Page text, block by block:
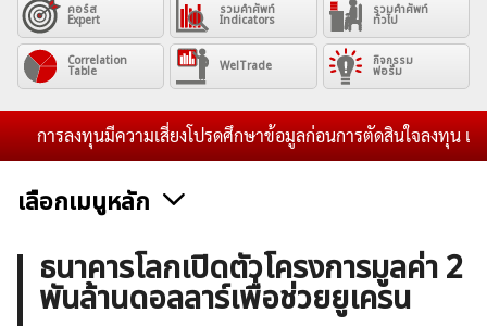
Articles
VPS Register
ค้นหา
สำหรับ:
คอร์ส
Expert
รวมคำศัพท์
Indicators
รวมคำศัพท์
ทั่วไป
Correlation
Table WelTrade กิจกรรม
ฟอรั่ม
การลงทุนมีความเสี่ยงโปรดศึกษาข้อมูลก่อนการตัดสินใจลงทุน และไ
เลือกเมนูหลัก
ข่าวฟอเร็กซ์และสกุลเงิน คริปโตเคอร์เรนซี
ฟรีซิกแนล รายวัน
บทวิเคราะห์
เศรษฐกิจทั่วไป ดัชนี-หุ้น
พันธบัตร
ธนาคารโลกเปิดตัวโครงการมูลค่า 2
พันล้านดอลลาร์เพื่อช่วยยูเครน